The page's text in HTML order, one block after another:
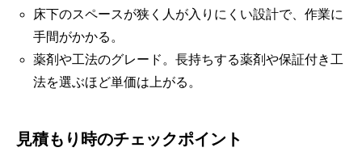
床下のスペースが狭く人が入りにくい設計で、作業に
手間がかかる。
薬剤や工法のグレード。長持ちする薬剤や保証付き工
法を選ぶほど単価は上がる。
見積もり時のチェックポイント